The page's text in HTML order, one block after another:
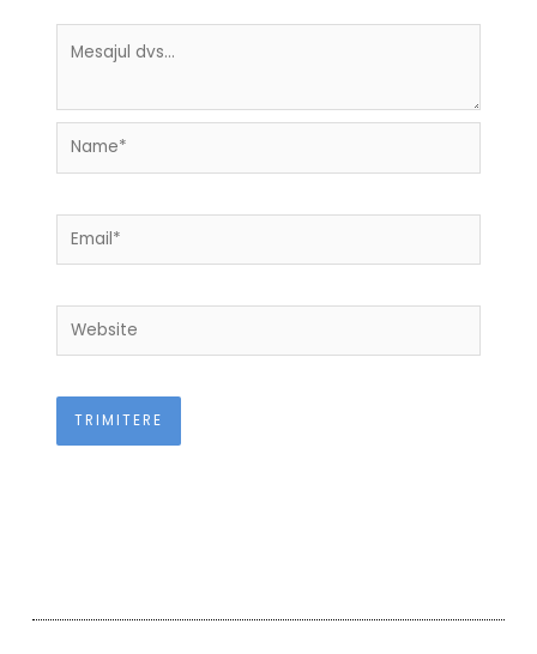
Name*
Email*
Website